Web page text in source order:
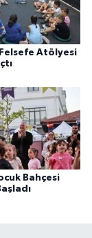
Atölyesi
Bahçesi